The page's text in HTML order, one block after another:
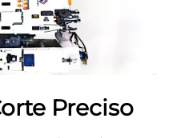
Preciso